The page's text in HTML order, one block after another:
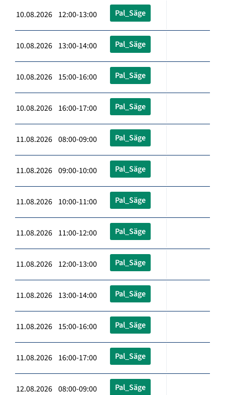
10.08.2026 12:00-13:00 Pal_Säge
10.08.2026 13:00-14:00 Pal_Säge
10.08.2026 15:00-16:00 Pal_Säge
10.08.2026 16:00-17:00 Pal_Säge
11.08.2026 08:00-09:00 Pal_Säge
11.08.2026 09:00-10:00 Pal_Säge
11.08.2026 10:00-11:00 Pal_Säge
11.08.2026 11:00-12:00 Pal_Säge
11.08.2026 12:00-13:00 Pal_Säge
11.08.2026 13:00-14:00 Pal_Säge
11.08.2026 15:00-16:00 Pal_Säge
11.08.2026 16:00-17:00 Pal_Säge
12.08.2026 08:00-09:00 Pal_Säge